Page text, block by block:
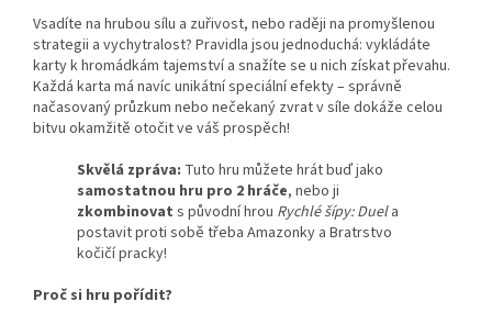
Vsadíte na hrubou sílu a zuřivost, nebo raději na promyšlenou
strategii a vychytralost? Pravidla jsou jednoduchá: vykládáte
karty k hromádkám tajemství a snažíte se u nich získat převahu.
Každá karta má navíc unikátní speciální efekty – správně
načasovaný průzkum nebo nečekaný zvrat v síle dokáže celou
bitvu okamžitě otočit ve váš prospěch!
Skvělá zpráva: Tuto hru můžete hrát buď jako
samostatnou hru pro 2 hráče, nebo ji
zkombinovat s původní hrou Rychlé šípy: Duela
postavit proti sobě třeba Amazonky a Bratrstvo
kočičí pracky!
Proč si hru pořídit?